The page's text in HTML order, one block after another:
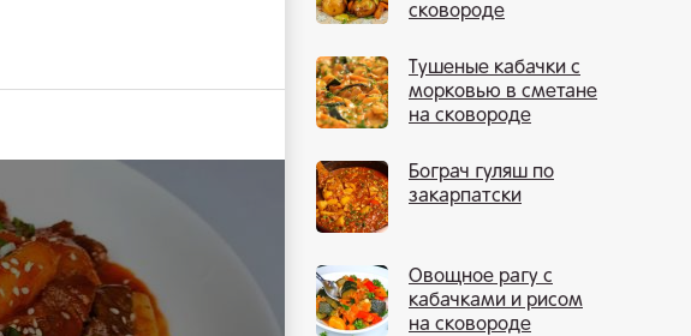
сковороде
Тушеные кабачки с
морковью в сметане
на сковороде
Бограч гуляш по
закарпатски
Овощное рагу с
кабачками и рисом
на сковороде